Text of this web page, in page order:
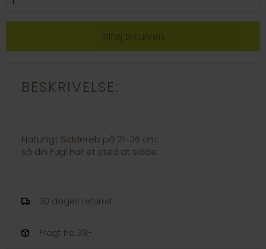
BESKRIVELSE:
Naturligt Siddereb på 21-36 cm.
så din Fugl har et sted at sidde.
30 dages returret
Fragt fra 39,-